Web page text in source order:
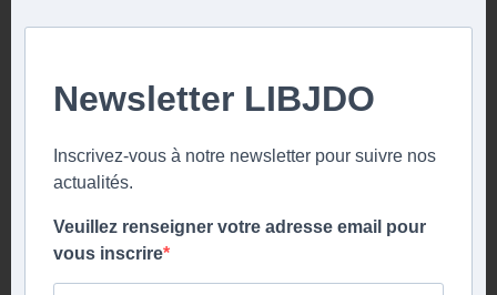
Newsletter LIBJDO
Inscrivez-vous à notre newsletter pour suivre nos
actualités.
Veuillez renseigner votre adresse email pour
vous inscrire